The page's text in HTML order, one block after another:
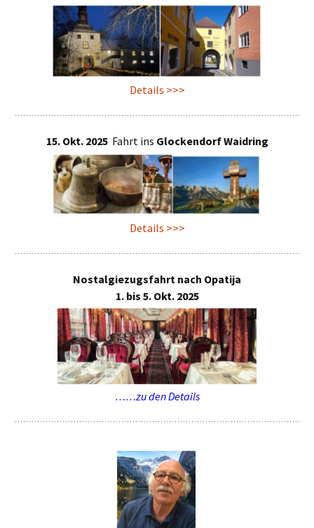
Details >>>
15. Okt. 2025Fahrt ins Glockendorf Waidring
Details >>>
Nostalgiezugsfahrt nach Opatija
1. bis 5. Okt. 2025
……zu den Details